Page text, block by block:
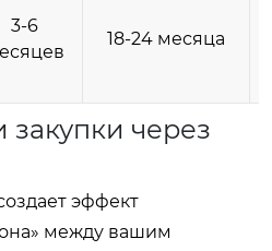
3-6
18-24 месяца
через
эффект
между вашим